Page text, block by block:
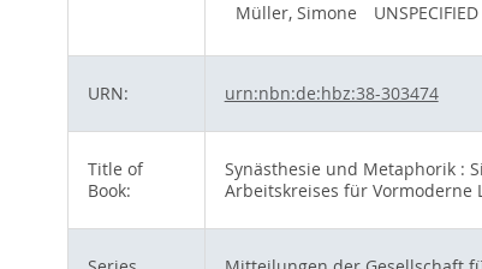
Müller, Simone
UNSPECIFIED
URN: urn:nbn:de:hbz:38-303474
Title of
Book:
Synästhesie und Metaphorik :
Arbeitskreises für Vormoderne